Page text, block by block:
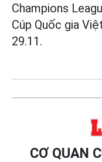
Champions
Cúp Quốc gia
29.11.
CƠ QUAN